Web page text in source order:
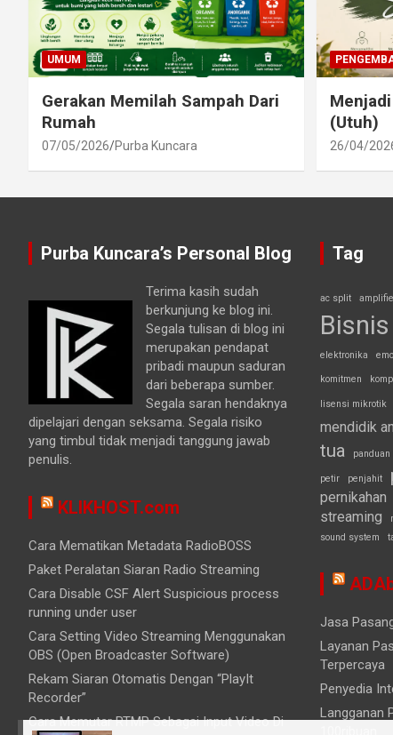
UMUM
Gerakan Memilah Sampah Dari
Rumah
07/05/2026 Purba Kuncara
(Utuh)
26/04/
Purba Kuncara’s Personal Blog
Terima kasih sudah
berkunjung ke blog ini.
Segala tulisan di blog ini
merupakan pendapat
pribadi maupun saduran
dari beberapa sumber.
Segala saran hendaknya
dipelajari dengan seksama. Segala risiko
yang timbul tidak menjadi tanggung jawab
penulis.
KLIKHOST.com
Cara Mematikan Metadata RadioBOSS
Paket Peralatan Siaran Radio Streaming
Cara Disable CSF Alert Suspicious process
running under user
Cara Setting Video Streaming Menggunakan
OBS (Open Broadcaster Software)
Rekam Siaran Otomatis Dengan “PlayIt
Recorder”
Cara Memutar RTMP Sebagai Input Video Di
Tag
ac split
Bisnis
elektronika
komitmen
lisensi mikrotik
mendidik
tua
petir penjahit
pernikahan
streaming
sound system
Jasa
Layanan
Terpercaya
Penyedia
Langganan